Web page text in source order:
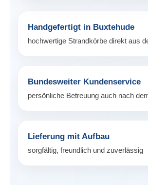
Handgefertigt in Buxtehude
hochwertige Strandkörbe direkt aus
Bundesweiter Kundenservice
persönliche Betreuung auch nach
Lieferung mit Aufbau
sorgfältig, freundlich und zuverlässig